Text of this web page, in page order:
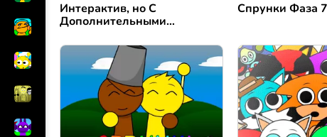
Интерактив, но С
Дополнительными
Ремикс 2
Спрунки Фаза